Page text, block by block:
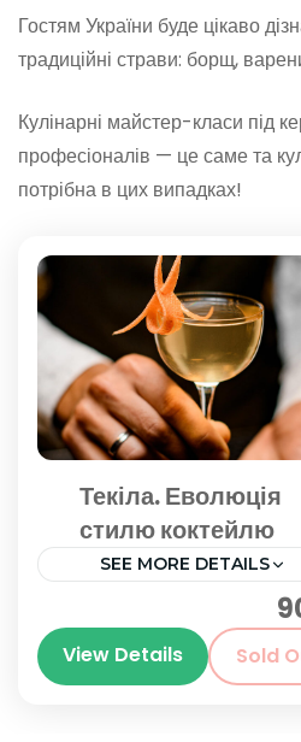
Гостям України буде цікаво
традиційні страви: борщ,
Кулінарні майстер-класи під
професіоналів — це саме та
потрібна в цих випадках!
Текіла. Еволюція
стилю коктейлю
SEE MORE DETAILS
View Details Sold